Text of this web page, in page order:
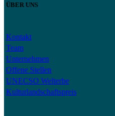
ÜBER UNS
Kontakt
Team
Unternehmen
Offene Stellen
UNECSO Welterbe
Kulturlandschaftspreis